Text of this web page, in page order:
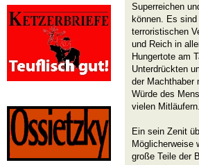
Superreichen
können. Es
terroristischen
und Reich in
Hungertote am
Unterdrückten
der Machthaber
Würde des
vielen Mitläufern.
Ein sein Zenit
Möglicherweise
große Teile der